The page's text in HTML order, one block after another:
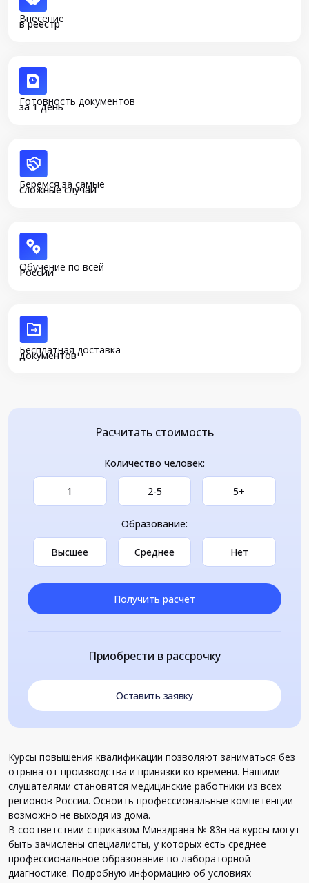
Внесение
в реестр
Готовность документов
за 1 день
Беремся за самые
сложные случаи
Обучение по всей
России
Бесплатная доставка
документов
Расчитать стоимость
Количество человек:
1 2-5 5+
Образование:
Высшее Среднее Нет
Получить расчет
Приобрести в рассрочку
Оставить заявку
Курсы повышения квалификации позволяют заниматься без
отрыва от производства и привязки ко времени. Нашими
слушателями становятся медицинские работники из всех
регионов России. Освоить профессиональные компетенции
возможно не выходя из дома.
В соответствии с приказом Минздрава № 83н на курсы могут
быть зачислены специалисты, у которых есть среднее
профессиональное образование по лабораторной
диагностике. Подробную информацию об условиях